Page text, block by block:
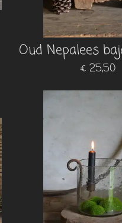
Oud Nepalees
€ 25,50